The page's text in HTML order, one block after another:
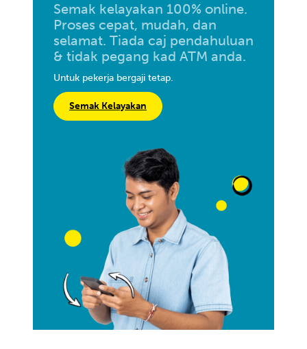
Semak kelayakan 100% online.
Proses cepat, mudah, dan
selamat. Tiada caj pendahuluan
& tidak pegang kad ATM anda.
Untuk pekerja bergaji tetap.
Semak Kelayakan